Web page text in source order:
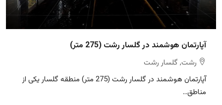
آپارتمان هوشمند در گلسار رشت (275 متر)
رشت, گلسار رشت
آپارتمان هوشمند در گلسار رشت (275 متر) منطقه گلسار یکی از
مناطق...